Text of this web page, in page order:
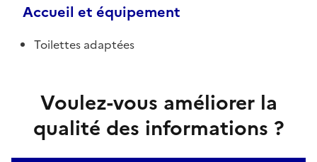
Accueil et équipement
Toilettes adaptées
Voulez-vous améliorer la
qualité des informations ?